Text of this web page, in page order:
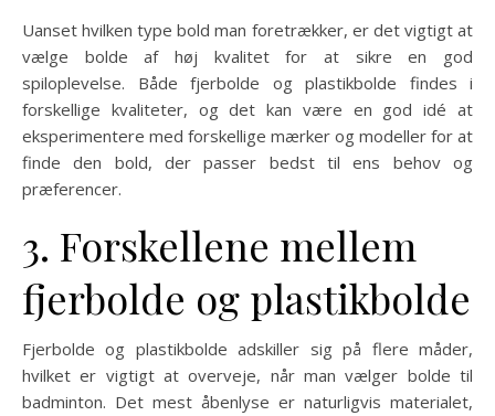
Uanset hvilken type bold man foretrækker, er det vigtigt at
vælge bolde af høj kvalitet for at sikre en god
spiloplevelse. Både fjerbolde og plastikbolde findes i
forskellige kvaliteter, og det kan være en god idé at
eksperimentere med forskellige mærker og modeller for at
finde den bold, der passer bedst til ens behov og
præferencer.
3. Forskellene mellem
fjerbolde og plastikbolde
Fjerbolde og plastikbolde adskiller sig på flere måder,
hvilket er vigtigt at overveje, når man vælger bolde til
badminton. Det mest åbenlyse er naturligvis materialet,